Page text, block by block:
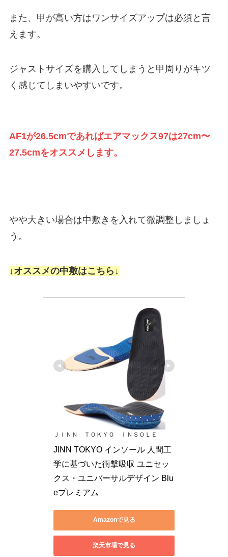
また、甲が高い方はワンサイズアップは必須と言
えます。
ジャストサイズを購入してしまうと甲周りがキツ
く感じてしまいやすいです。
AF1が26.5cmであればエアマックス97は27cm〜
27.5cmをオススメします。
やや大きい場合は中敷きを入れて微調整しましょ
う。
↓オススメの中敷はこちら↓
ＪＩＮＮ ＴＯＫＹＯ ＩＮＳＯＬＥ
JINN TOKYO インソール 人間工
学に基づいた衝撃吸収 ユニセッ
クス・ユニバーサルデザイン Blu
eプレミアム
Amazonで見る
楽天市場で見る